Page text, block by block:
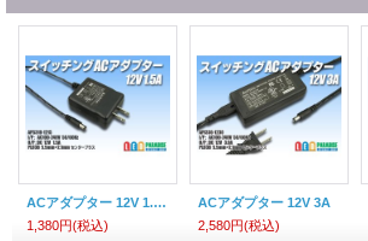
ACアダプター 12V 1.5A
1,380円(税込)
ACアダプター 12V 3A
2,580円(税込)